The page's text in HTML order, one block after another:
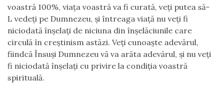
voastră 100%, viaţa voastră va fi curată, veţi putea să-
L vedeţi pe Dumnezeu, şi întreaga viaţă nu veţi fi
niciodată înşelaţi de niciuna din înşelăciunile care
circulă în creştinism astăzi. Veţi cunoaşte adevărul,
fiindcă Însuşi Dumnezeu vă va arăta adevărul, şi nu veţi
fi niciodată înşelaţi cu privire la condiţia voastră
spirituală.